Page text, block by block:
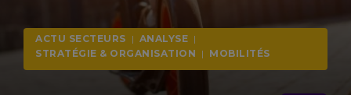
ACTU SECTEURS | ANALYSE |
STRATÉGIE & ORGANISATION | MOBILITÉS